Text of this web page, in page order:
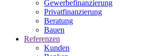
Gewerbefinanzierung
Privatfinanzierung
Beratung
Bauen
Referenzen
Kunden